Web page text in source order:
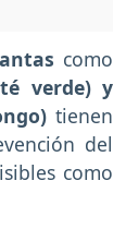
como
verde) y
tienen
del
como